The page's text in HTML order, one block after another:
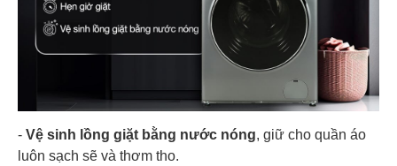
- Vệ sinh lồng giặt bằng nước nóng, giữ cho quần áo
luôn sạch sẽ và thơm tho.